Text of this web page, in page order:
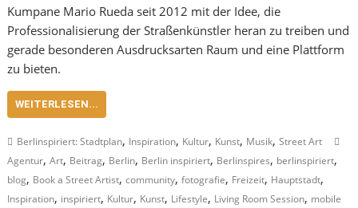
Kumpane Mario Rueda seit 2012 mit der Idee, die
Professionalisierung der Straßenkünstler heran zu treiben und
gerade besonderen Ausdrucksarten Raum und eine Plattform
zu bieten.
WEITERLESEN...
Berlinspiriert: Stadtplan, Inspiration, Kultur, Kunst, Musik,Street Art
Agentur,Art, Beitrag, Berlin, Berlin inspiriert, Berlinspires, berlinspiriert,
blog, Book a Street Artist,community,fotografie, Freizeit, Hauptstadt,
Inspiration, inspiriert, Kultur, Kunst, Lifestyle, Living Room Session, mobile